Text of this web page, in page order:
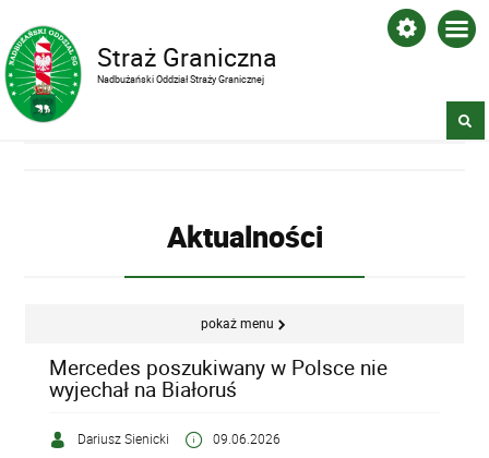
Straż Graniczna
Nadbużański Oddział Straży Granicznej
Aktualności
pokaż menu
Mercedes poszukiwany w Polsce nie
wyjechał na Białoruś
Dariusz Sienicki 09.06.2026